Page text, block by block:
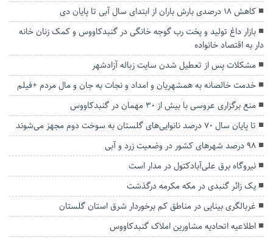
کاهش ۱۸ درصدی بارش باران از ابتدای سال آبی تا پایان دی
بازار داغ تولید و پخت رب گوجه خانگی در گنبدکاووس و کمک زنان خانه
دار به اقتصاد خانواده
مشکلات پس از تعطیل شدن سایت زباله آزادشهر
خدمت خالصانه به همشهریان و امداد و نجات به جان و مال مردم +فیلم
منع برگزاری عروسی با بیش از ۳۰ مهمان در گنبدکاووس
تا پایان سال ۷۰ درصد نانوایی‌های گلستان به سوخت دوم مجهز می‌شوند
۹۸ درصد شهرهای کشور در وضعیت زرد و آبی
نیروگاه برق علی‌آبادکتول در مدار است
یک زائر گنبدی در مکه مکرمه درگذشت
غربالگری بینایی در مناطق کم برخوردار شرق استان گلستان
اطلاعیه اتحادیه مشاورین املاک گنبدکاووس